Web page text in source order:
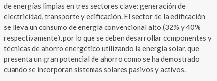
de energías limpias en tres sectores clave: generación de
electricidad, transporte y edificación. El sector de la edificación
se lleva un consumo de energía convencional alto (32% y 40%
respectivamente), por lo que se deben desarrollar componentes y
técnicas de ahorro energético utilizando la energía solar, que
presenta un gran potencial de ahorro como se ha demostrado
cuando se incorporan sistemas solares pasivos y activos.